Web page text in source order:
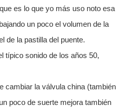
es lo que yo más uso noto esa
un poco el volumen de la
de la pastilla del puente.
típico sonido de los años 50,
cambiar la válvula china (también
poco de suerte mejora también